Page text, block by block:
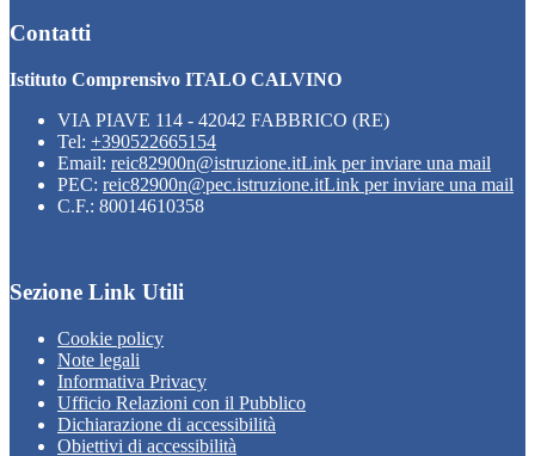
Contatti
Istituto Comprensivo ITALO CALVINO
VIA PIAVE 114 - 42042 FABBRICO (RE)
Tel: +390522665154
Email: reic82900n@istruzione.itLink per inviare una mail
PEC: reic82900n@pec.istruzione.itLink per inviare una mail
C.F.: 80014610358
Sezione Link Utili
Cookie policy
Note legali
Informativa Privacy
Ufficio Relazioni con il Pubblico
Dichiarazione di accessibilità
Obiettivi di accessibilità